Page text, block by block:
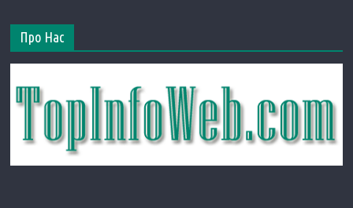
Про Нас